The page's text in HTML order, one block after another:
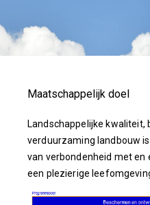
Maatschappelijk doel
Landschappelijke kwaliteit,
verduurzaming landbouw
van verbondenheid met en
een plezierige